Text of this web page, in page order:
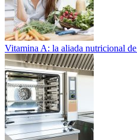
Vitamina A: la aliada nutricional